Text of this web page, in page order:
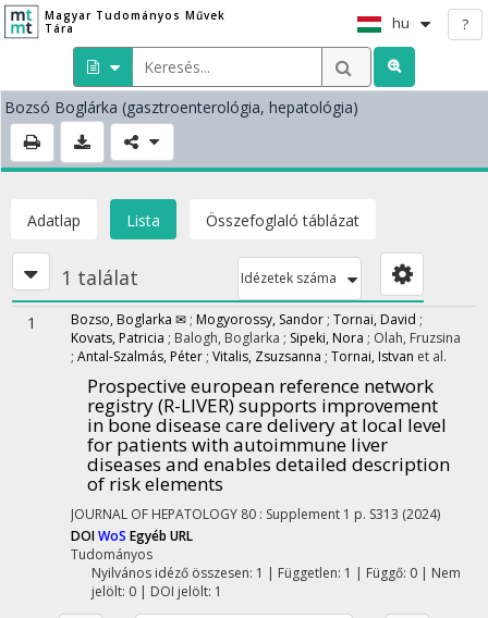
Magyar Tudományos Művek
Tára
hu ?
Bozsó Boglárka (gasztroenterológia, hepatológia)
Adatlap Lista Összefoglaló táblázat
1 találat Idézetek száma
1 Bozso, Boglarka ✉ ; Mogyorossy, Sandor ; Tornai, David ;
Kovats, Patricia ; Balogh, Boglarka ; Sipeki, Nora ; Olah, Fruzsina
; Antal-Szalmás, Péter ; Vitalis, Zsuzsanna ; Tornai, Istvan et al.
Prospective european reference network
registry (R-LIVER) supports improvement
in bone disease care delivery at local level
for patients with autoimmune liver
diseases and enables detailed description
of risk elements
JOURNAL OF HEPATOLOGY 80 : Supplement 1 p. S313 (2024)
DOIWoS Egyéb URL
Tudományos
Nyilvános idéző összesen: 1 | Független: 1 | Függő: 0 | Nem
jelölt: 0 | DOI jelölt: 1